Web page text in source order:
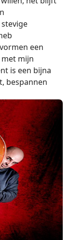
een
mijn
is een bijna
bespannen